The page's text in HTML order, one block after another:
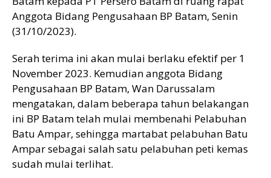
Anggota Bidang Pengusahaan BP Batam, Senin
(31/10/2023).
Serah terima ini akan mulai berlaku efektif per 1
November 2023. Kemudian anggota Bidang
Pengusahaan BP Batam, Wan Darussalam
mengatakan, dalam beberapa tahun belakangan
ini BP Batam telah mulai membenahi Pelabuhan
Batu Ampar, sehingga martabat pelabuhan Batu
Ampar sebagai salah satu pelabuhan peti kemas
sudah mulai terlihat.